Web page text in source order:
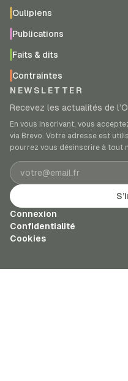
Oulipiens
Publications
Faits & dits
Contraintes
NEWSLETTER
Recevez les actualités de
En vous inscrivant, vous
via Brevo. Votre adresse est
pourrez vous désinscrire à tout
Adresse e-mail
Connexion
Confidentialité
Cookies